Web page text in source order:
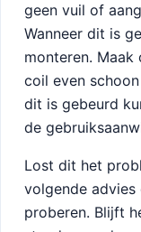
geen vuil of
Wanneer dit is
monteren. Maak
coil even
dit is gebeurd
de
Lost dit het
volgende
proberen. Blijft